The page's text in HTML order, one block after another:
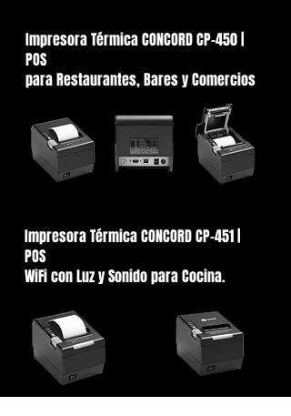
Impresora Térmica CONCORD CP-450 |
POS
para Restaurantes, Bares y Comercios
Impresora Térmica CONCORD CP-451 |
POS
WiFi con Luz y Sonido para Cocina.